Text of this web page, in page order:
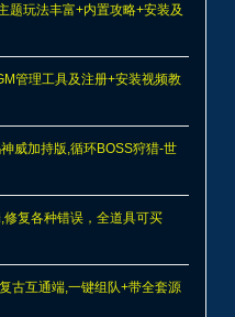
题玩法丰富+内置攻略+安装及
管理工具及注册+安装视频教
威加持版,循环BOSS狩猎-世
复各种错误，全道具可买
古互通端,一键组队+带全套源